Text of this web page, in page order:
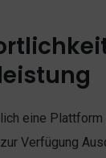
eine Plattform
Verfügung